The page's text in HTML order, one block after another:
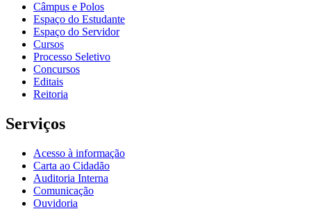
Câmpus e Polos
Espaço do Estudante
Espaço do Servidor
Cursos
Processo Seletivo
Concursos
Editais
Reitoria
Serviços
Acesso à informação
Carta ao Cidadão
Auditoria Interna
Comunicação
Ouvidoria